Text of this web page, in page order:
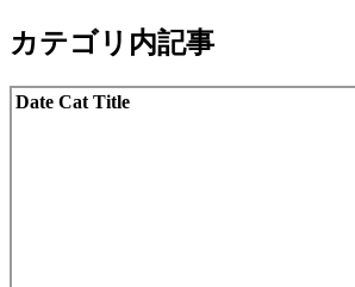
カテゴリ内記事